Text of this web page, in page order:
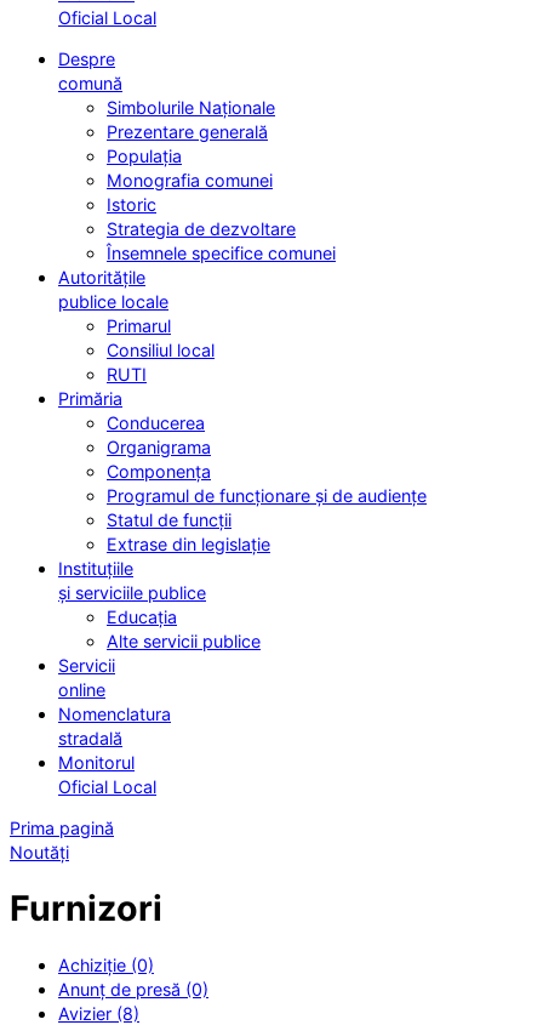
Oficial Local
Despre
comună
Simbolurile Naționale
Prezentare generală
Populația
Monografia comunei
Istoric
Strategia de dezvoltare
Însemnele specifice comunei
Autoritățile
publice locale
Primarul
Consiliul local
RUTI
Primăria
Conducerea
Organigrama
Componența
Programul de funcționare și de audiențe
Statul de funcții
Extrase din legislație
Instituțiile
și serviciile publice
Educația
Alte servicii publice
Servicii
online
Nomenclatura
stradală
Monitorul
Oficial Local
Prima pagină
Noutăți
Furnizori
Achiziție (0)
Anunț de presă (0)
Avizier (8)